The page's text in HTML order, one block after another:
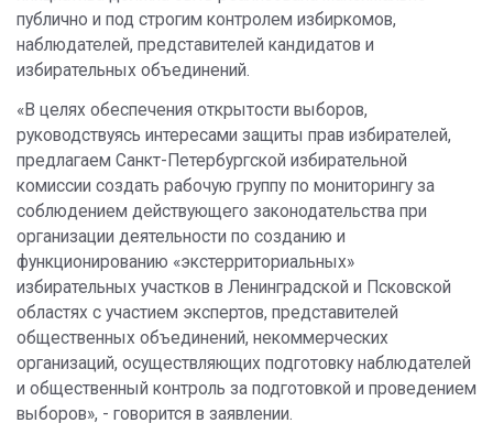
публично и под строгим контролем избиркомов,
наблюдателей, представителей кандидатов и
избирательных объединений.
«В целях обеспечения открытости выборов,
руководствуясь интересами защиты прав избирателей,
предлагаем Санкт-Петербургской избирательной
комиссии создать рабочую группу по мониторингу за
соблюдением действующего законодательства при
организации деятельности по созданию и
функционированию «экстерриториальных»
избирательных участков в Ленинградской и Псковской
областях с участием экспертов, представителей
общественных объединений, некоммерческих
организаций, осуществляющих подготовку наблюдателей
и общественный контроль за подготовкой и проведением
выборов», - говорится в заявлении.